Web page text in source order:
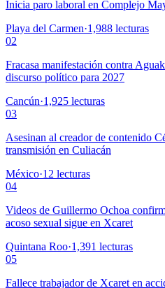
Inicia paro laboral en Complejo
Playa del Carmen·1,988 lecturas
02
Fracasa manifestación contra
discurso político para 2027
Cancún·1,925 lecturas
03
Asesinan al creador de contenido
transmisión en Culiacán
México·12 lecturas
04
Videos de Guillermo Ochoa
acoso sexual sigue en Xcaret
Quintana Roo·1,391 lecturas
05
Fallece trabajador de Xcaret en